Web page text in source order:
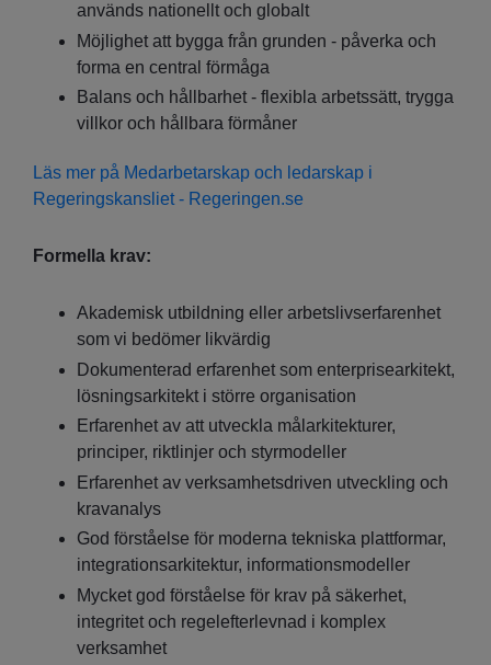
används nationellt och globalt
Möjlighet att bygga från grunden - påverka och
forma en central förmåga
Balans och hållbarhet - flexibla arbetssätt, trygga
villkor och hållbara förmåner
Läs mer på Medarbetarskap och ledarskap i
Regeringskansliet - Regeringen.se
Formella krav:
Akademisk utbildning eller arbetslivserfarenhet
som vi bedömer likvärdig
Dokumenterad erfarenhet som enterprisearkitekt,
lösningsarkitekt i större organisation
Erfarenhet av att utveckla målarkitekturer,
principer, riktlinjer och styrmodeller
Erfarenhet av verksamhetsdriven utveckling och
kravanalys
God förståelse för moderna tekniska plattformar,
integrationsarkitektur, informationsmodeller
Mycket god förståelse för krav på säkerhet,
integritet och regelefterlevnad i komplex
verksamhet